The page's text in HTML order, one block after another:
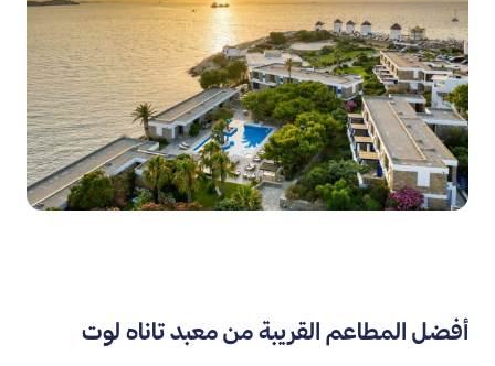
أفضل المطاعم القريبة من معبد تاناه لوت